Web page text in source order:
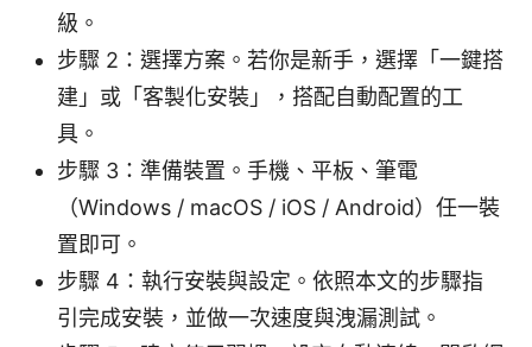
級。
步驟 2：選擇方案。若你是新手，選擇「一鍵搭
建」或「客製化安裝」，搭配自動配置的工
具。
步驟 3：準備裝置。手機、平板、筆電
（Windows / macOS / iOS / Android）任一裝
置即可。
步驟 4：執行安裝與設定。依照本文的步驟指
引完成安裝，並做一次速度與洩漏測試。